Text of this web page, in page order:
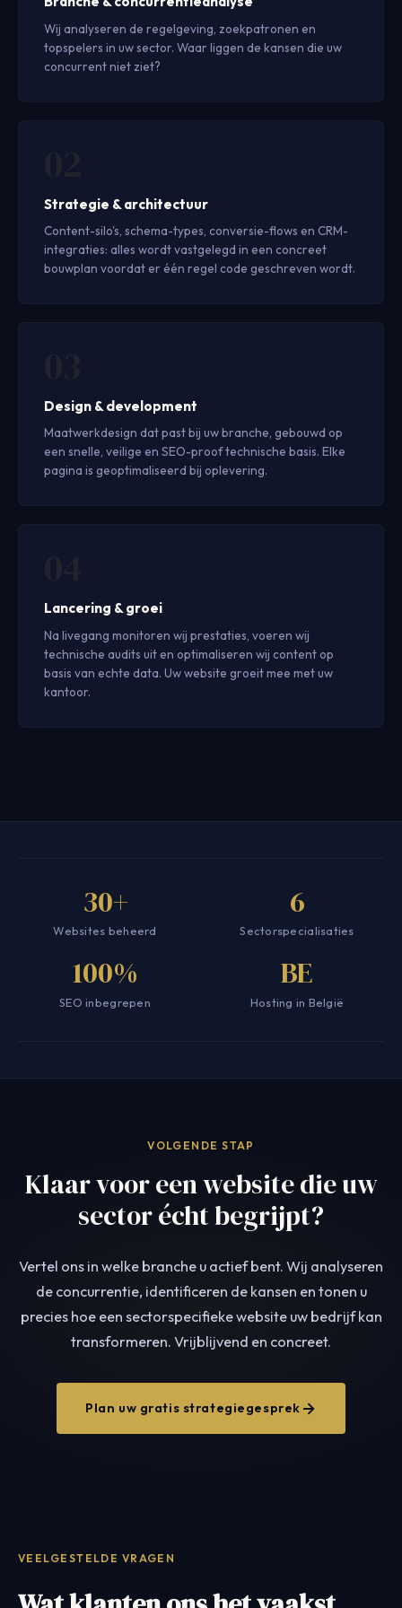
Wij analyseren de regelgeving, zoekpatronen en
topspelers in uw sector. Waar liggen de kansen die uw
concurrent niet ziet?
Strategie & architectuur
Content-silo's, schema-types, conversie-flows en CRM-
integraties: alles wordt vastgelegd in een concreet
bouwplan voordat er één regel code geschreven wordt.
Design & development
Maatwerkdesign dat past bij uw branche, gebouwd op
een snelle, veilige en SEO-proof technische basis. Elke
pagina is geoptimaliseerd bij oplevering.
Lancering & groei
Na livegang monitoren wij prestaties, voeren wij
technische audits uit en optimaliseren wij content op
basis van echte data. Uw website groeit mee met uw
kantoor.
30+
Websites beheerd
6
Sectorspecialisaties
100%
SEO inbegrepen
BE
Hosting in België
VOLGENDE STAP
Klaar voor een website die uw
sector écht begrijpt?
Vertel ons in welke branche u actief bent. Wij analyseren
de concurrentie, identificeren de kansen en tonen u
precies hoe een sectorspecifieke website uw bedrijf kan
transformeren. Vrijblijvend en concreet.
Plan uw gratis strategiegesprek
VEELGESTELDE VRAGEN